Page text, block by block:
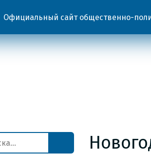
Официальный сайт общественно-